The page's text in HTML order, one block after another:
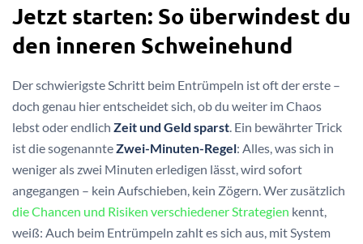
Jetzt starten: So überwindest du
den inneren Schweinehund
Der schwierigste Schritt beim Entrümpeln ist oft der erste –
doch genau hier entscheidet sich, ob du weiter im Chaos
lebst oder endlich Zeit und Geld sparst . Ein bewährter Trick
ist die sogenannteZwei-Minuten-Regel: Alles, was sich in
weniger als zwei Minuten erledigen lässt, wird sofort
angegangen – kein Aufschieben, kein Zögern. Wer zusätzlich
die Chancen und Risiken verschiedener Strategien kennt,
weiß: Auch beim Entrümpeln zahlt es sich aus, mit System